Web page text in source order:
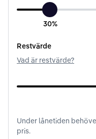
30%
Restvärde
Vad är restvärde?
Under lånetiden
pris.